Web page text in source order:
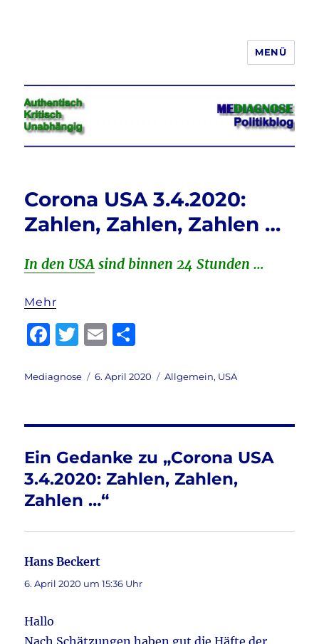
Jeder hat das Recht, seine
Meinung in Wort, Schrift und Bild
frei zu äußern und zu verbreiten
MENÜ
Corona USA 3.4.2020:
Zahlen, Zahlen, Zahlen …
In den USA sind binnen 24 Stunden …
Mehr
F
c
b
o
o
k
T
it
r
E
ai le
Autor
Mediagnose
Veröffentlicht
6. April 2020 Kategorien
Allgemein, USA
Ein Gedanke zu „Corona USA
3.4.2020: Zahlen, Zahlen,
Zahlen …“
Hans Beckert
6. April 2020 um 15:36 Uhr
Hallo